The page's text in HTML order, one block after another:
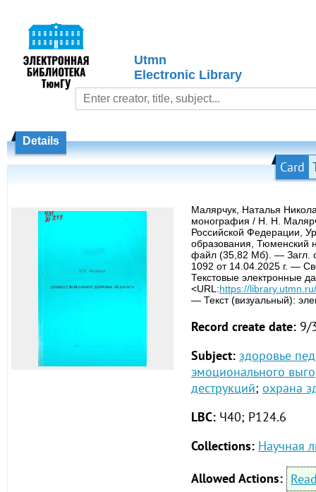
Utmn
Electronic Library
Details
Card
Малярчук, Наталья
монография / Н. Н.
Российской Федерации,
образования, Тюменский
файл (35,82 Мб). — Загл.
1092 от 14.04.2025 г. —
Текстовые электронные
<URL:https://
— Текст (визуальный):
Record create date: 9/
Subject: здоровье
эмоционального
деструкций; охрана
LBC: Ч40; Р124.6
Collections: Научная
Allowed Actions: